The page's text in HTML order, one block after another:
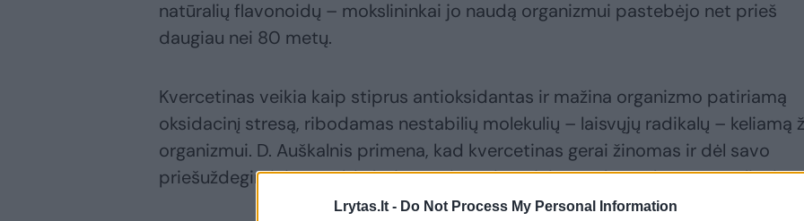
Lrytas.lt - Do Not Process My Personal Information
natūralių flavonoidų – mokslininkai jo naudą organizmui pastebėjo net prieš
daugiau nei 80 metų.
Kvercetinas veikia kaip stiprus antioksidantas ir mažina organizmo patiriamą
oksidacinį stresą, ribodamas nestabilių molekulių – laisvųjų radikalų – keliamą
organizmui. D. Auškalnis primena, kad kvercetinas gerai žinomas ir dėl savo
priešuždegiminių savybių bei organizmo imuninio atsako į užkratus